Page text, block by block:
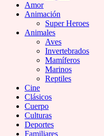
Amor
Animación
Super Heroes
Animales
Aves
Invertebrados
Mamíferos
Marinos
Reptiles
Cine
Clásicos
Cuerpo
Culturas
Deportes
Familiares